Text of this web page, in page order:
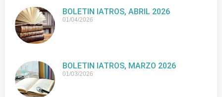
BOLETIN IATROS, ABRIL 2026
01/04/2026
BOLETIN IATROS, MARZO 2026
01/03/2026